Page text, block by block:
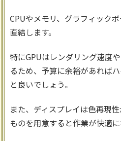
CPUやメモリ、グラフィック
直結します。
特にGPUはレンダリング速度
るため、予算に余裕があれば
と良いでしょう。
また、ディスプレイは色再現
ものを用意すると作業が快適に